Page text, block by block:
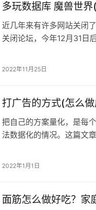
多玩数据库 魔兽世
近几年来有许多网站关闭
关闭论坛，今年12月31日
2022年11月25日
打广告的方式(怎么
把自己的方案量化，是每
法数据化的情况。这篇文
些情况：策划得头头是道
2022年1月1日
面筋怎么做好吃？家